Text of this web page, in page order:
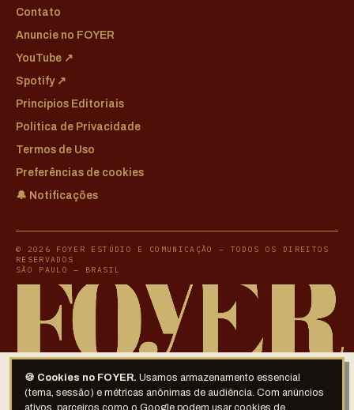
🍪 Cookies no FOYER. Usamos armazenamento essencial
(tema, sessão) e métricas anônimas de audiência. Com anúncios
ativos, parceiros como o Google podem usar cookies de
Contato
Anuncie no FOYER
YouTube ↗
Spotify ↗
Princípios Editoriais
Política de Privacidade
Termos de Uso
Preferências de cookies
🔔 Notificações
© 2026 FOYER ESTÚDIO E COMUNICAÇÃO — TODOS OS DIREITOS
RESERVADOS
SÃO PAULO — BRASIL